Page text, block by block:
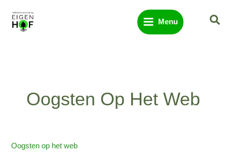
naar
Menu
Oogsten Op Het Web
Oogsten op het web
Docutip: